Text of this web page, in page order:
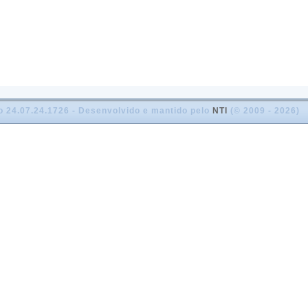
24.07.24.1726 - Desenvolvido e mantido pelo NTI (© 2009 - 2026)